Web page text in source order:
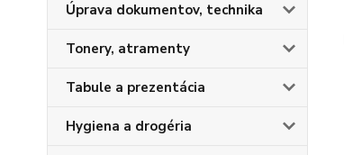
Úprava dokumentov, technika
Tonery, atramenty
Tabule a prezentácia
Hygiena a drogéria